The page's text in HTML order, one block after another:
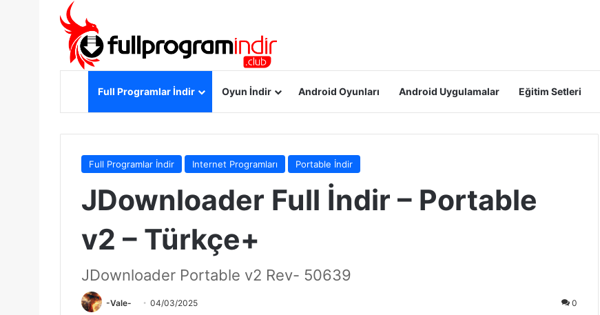
Anasayfa
Full Programlar İndir Oyun İndir Android Oyunları Android Uygulamalar Eğitim Setleri
Full Programlar İndir Internet Programları Portable İndir
JDownloader Full İndir – Portable
v2 – Türkçe+
JDownloader Portable v2 Rev- 50639
-Vale- 04/03/2025 0